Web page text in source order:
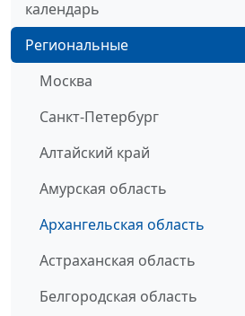
календарь
Региональные
Москва
Санкт-Петербург
Алтайский край
Амурская область
Архангельская область
Астраханская область
Белгородская область